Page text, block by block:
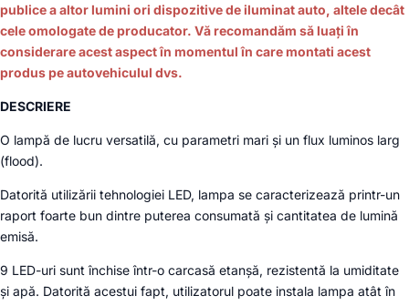
publice a altor lumini ori dispozitive de iluminat auto, altele decât
cele omologate de producator. Vă recomandăm să luați în
considerare acest aspect în momentul în care montati acest
produs pe autovehiculul dvs.
DESCRIERE
O lampă de lucru versatilă, cu parametri mari și un flux luminos larg
(flood).
Datorită utilizării tehnologiei LED, lampa se caracterizează printr-un
raport foarte bun dintre puterea consumată și cantitatea de lumină
emisă.
9 LED-uri sunt închise într-o carcasă etanșă, rezistentă la umiditate
și apă. Datorită acestui fapt, utilizatorul poate instala lampa atât în